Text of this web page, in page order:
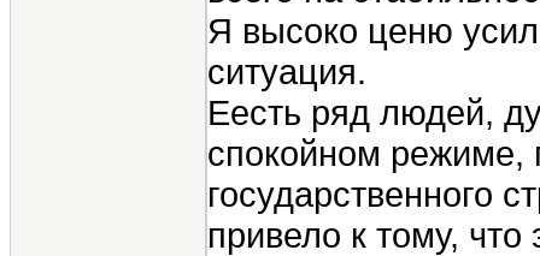
Я высоко ценю
ситуация.
Еесть ряд людей,
спокойном режиме,
государственного
привело к тому,